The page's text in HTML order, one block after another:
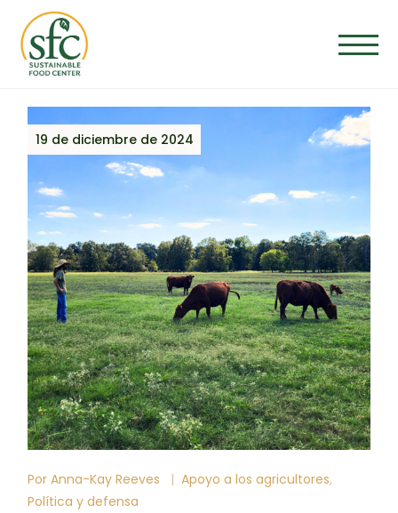
contenido
19 de diciembre de 2024
Por Anna-Kay Reeves
Apoyo a los agricultores
Política y defensa